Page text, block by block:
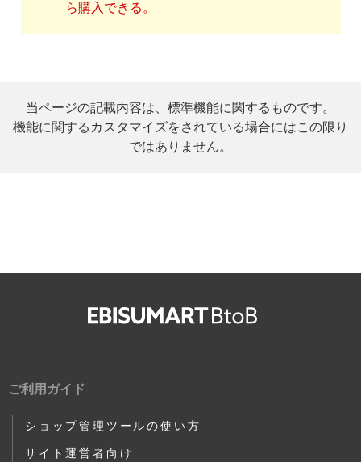
ら購入できる。
当ページの記載内容は、標準機能に関するものです。
機能に関するカスタマイズをされている場合にはこの限り
ではありません。
ご利用ガイド
ショップ管理ツールの使い方
サイト運営者向け